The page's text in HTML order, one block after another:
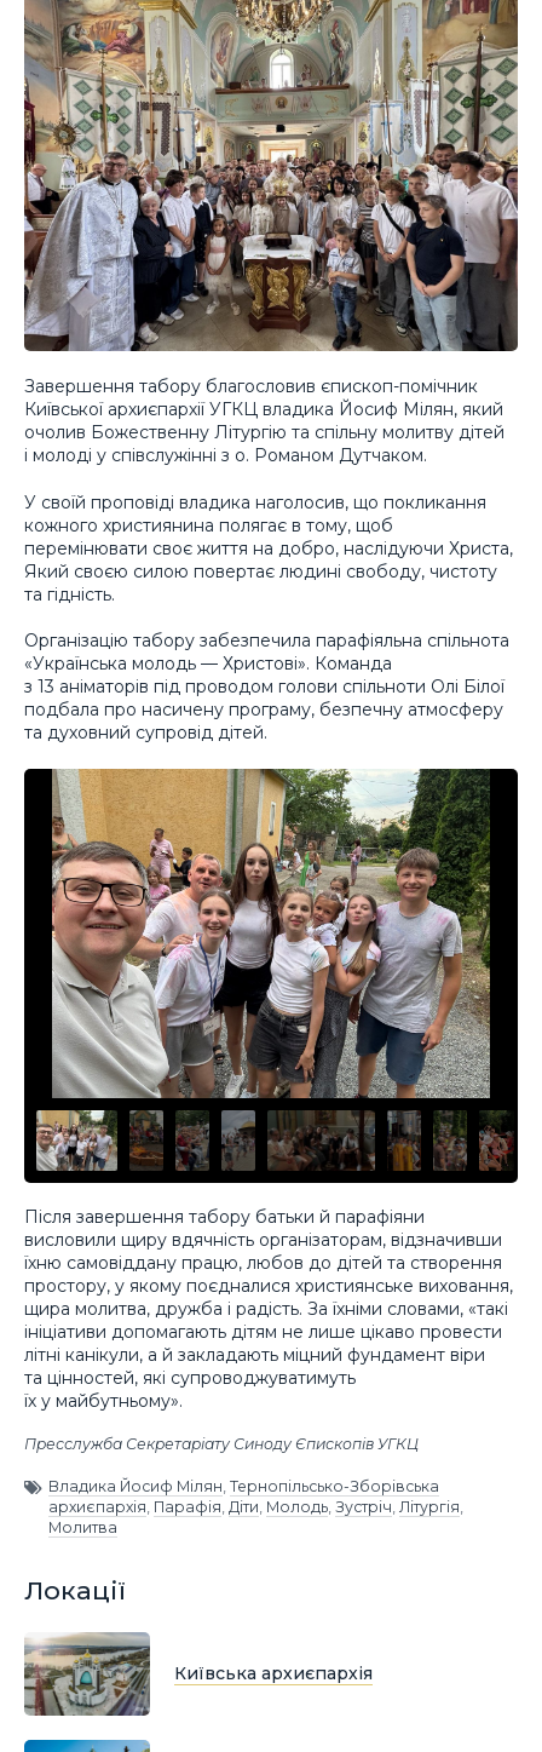
Завершення табору благословив єпископ-помічник
Київської архиєпархії УГКЦ владика Йосиф Мілян, який
очолив Божественну Літургію та спільну молитву дітей
і молоді у співслужінні з о. Романом Дутчаком.
У своїй проповіді владика наголосив, що покликання
кожного християнина полягає в тому, щоб
перемінювати своє життя на добро, наслідуючи Христа,
Який своєю силою повертає людині свободу, чистоту
та гідність.
Організацію табору забезпечила парафіяльна спільнота
«Українська молодь — Христові». Команда
з 13 аніматорів під проводом голови спільноти Олі Білої
подбала про насичену програму, безпечну атмосферу
та духовний супровід дітей.
Після завершення табору батьки й парафіяни
висловили щиру вдячність організаторам, відзначивши
їхню самовіддану працю, любов до дітей та створення
простору, у якому поєдналися християнське виховання,
щира молитва, дружба і радість. За їхніми словами, «такі
ініціативи допомагають дітям не лише цікаво провести
літні канікули, а й закладають міцний фундамент віри
та цінностей, які супроводжуватимуть
їх у майбутньому».
Пресслужба Секретаріату Синоду Єпископів УГКЦ
Владика Йосиф Мілян Тернопільсько-Зборівська
архиєпархія Парафія Діти Молодь Зустріч Літургія
Молитва
Локації
Київська архиєпархія